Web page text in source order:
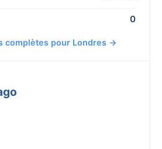
0
complètes pour Londres →